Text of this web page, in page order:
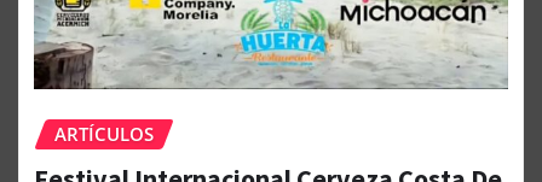
ARTÍCULOS